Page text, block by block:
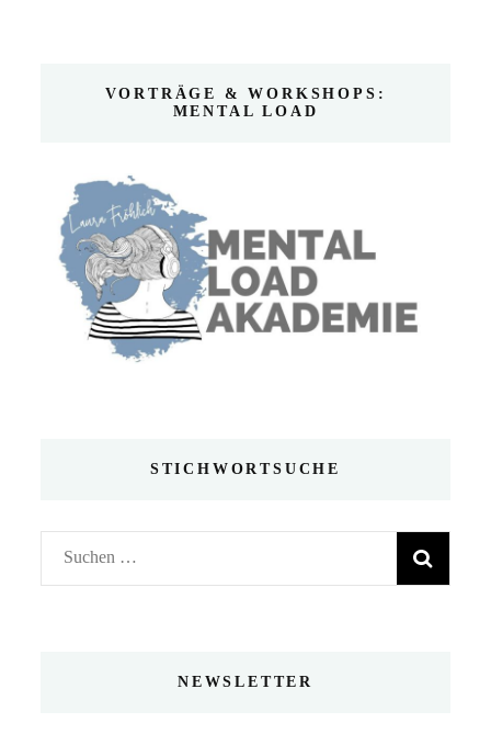
VORTRÄGE & WORKSHOPS:
MENTAL LOAD
STICHWORTSUCHE
Suchen
nach:
NEWSLETTER